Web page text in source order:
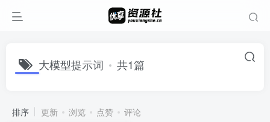
大模型提示词 共1篇
排序 更新 浏览 点赞 评论